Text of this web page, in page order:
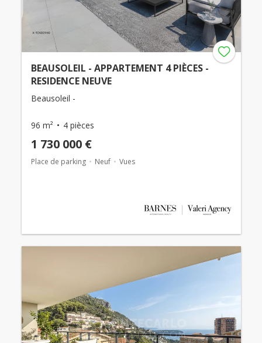
BEAUSOLEIL - APPARTEMENT 4 PIÈCES -
RESIDENCE NEUVE
Beausoleil -
96 m² 4 pièces
1 730 000 €
Place de parking Neuf Vues